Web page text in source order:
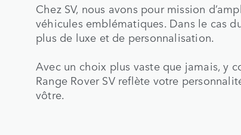
Chez SV, nous avons pour mission
véhicules emblématiques. Dans le cas
plus de luxe et de personnalisation.
Avec un choix plus vaste que jamais, y
Range Rover SV reflète votre
vôtre.